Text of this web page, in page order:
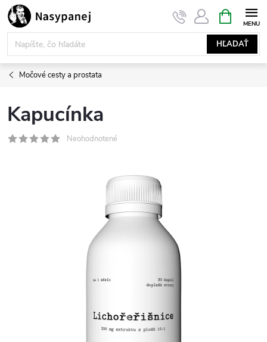
Prejsť
na
obsah
HĽADAŤ
KOŠÍK
Močové cesty a prostata
Kapucínka
Neohodnotené